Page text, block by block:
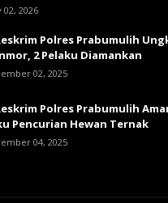
02, 2026
Polres Prabumulih
2 Pelaku Diamankan
02, 2025
Polres Prabumulih
Pencurian Hewan Ternak
04, 2025